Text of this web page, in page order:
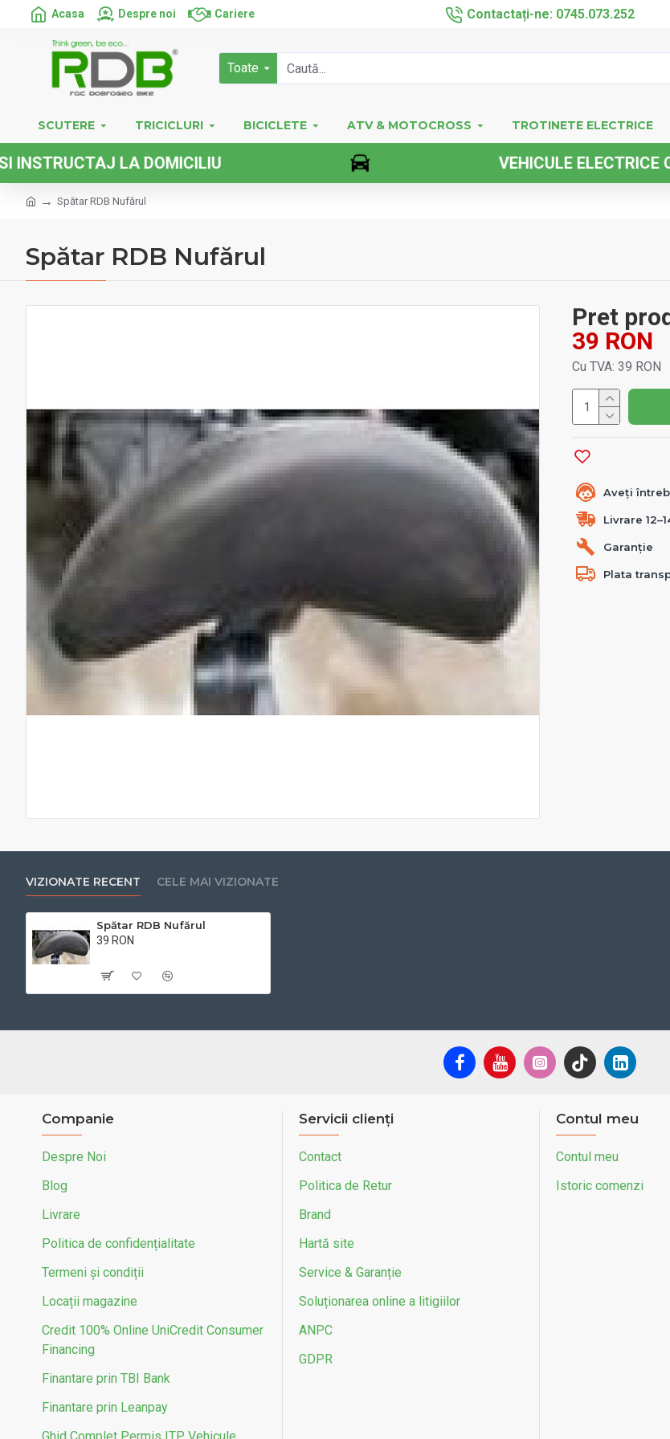
Acasa Despre noi Cariere Contactați-ne: 0745.073.252
Toate
SCUTERE TRICICLURI BICICLETE ATV & MOTOCROSS TROTINETE ELECTRICE
LA DOMICILIU VEHICULE ELECTRICE
Spătar RDB Nufărul
Spătar RDB Nufărul
Pret
39 RON
Cu TVA: 39 RON
Aveți
Livrare
Garanție
Plata
VIZIONATE RECENT CELE MAI VIZIONATE
Spătar RDB Nufărul
39 RON
Companie
Despre Noi
Blog
Livrare
Politica de confidențialitate
Termeni și condiții
Locații magazine
Credit 100% Online UniCredit Consumer
Financing
Finantare prin TBI Bank
Finantare prin Leanpay
Servicii clienți
Contact
Politica de Retur
Brand
Hartă site
Service & Garanție
Soluționarea online a litigiilor
ANPC
GDPR
Contul meu
Contul meu
Istoric comenzi